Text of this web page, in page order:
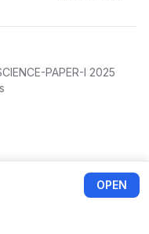
PAPER-I 2025
OPEN